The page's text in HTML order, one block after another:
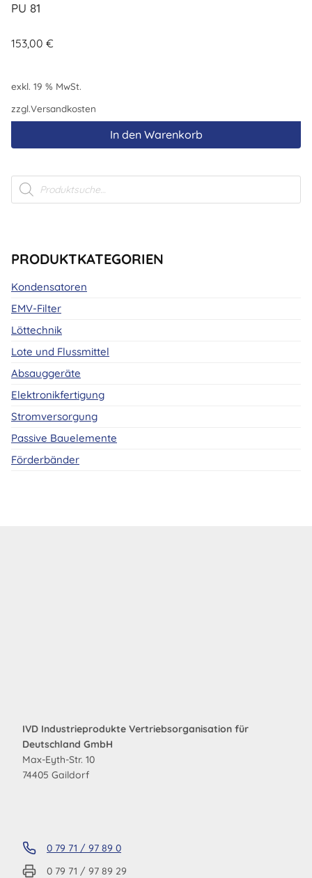
PU 81
153,00 €
exkl. 19 % MwSt.
zzgl.Versandkosten
In den Warenkorb
Products
search
PRODUKTKATEGORIEN
Kondensatoren
EMV-Filter
Löttechnik
Lote und Flussmittel
Absauggeräte
Elektronikfertigung
Stromversorgung
Passive Bauelemente
Förderbänder
IVD Industrieprodukte Vertriebsorganisation für
Deutschland GmbH
Max-Eyth-Str. 10
74405 Gaildorf
0 79 71 / 97 89 0
0 79 71 / 97 89 29